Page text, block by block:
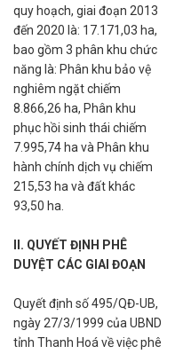
quy hoạch, giai đoạn 2013
đến 2020 là: 17.171,03 ha,
bao gồm 3 phân khu chức
năng là: Phân khu bảo vệ
nghiêm ngặt chiếm
8.866,26 ha, Phân khu
phục hồi sinh thái chiếm
7.995,74 ha và Phân khu
hành chính dịch vụ chiếm
215,53 ha và đất khác
93,50 ha.
II. QUYẾT ĐỊNH PHÊ
DUYỆT CÁC GIAI ĐOẠN
Quyết định số 495/QĐ-UB,
ngày 27/3/1999 của UBND
tỉnh Thanh Hoá về việc phê